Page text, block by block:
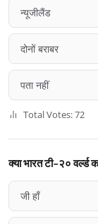
न्यूजीलैंड
दोनों बराबर
पता नहीं
Total Votes: 72
क्या भारत टी-२० वर्ल्ड
जी हाँ